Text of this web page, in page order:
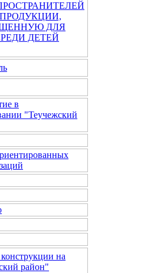
ДЛЯ
ДЕТЕЙ
в
"Теучежский
на
район"